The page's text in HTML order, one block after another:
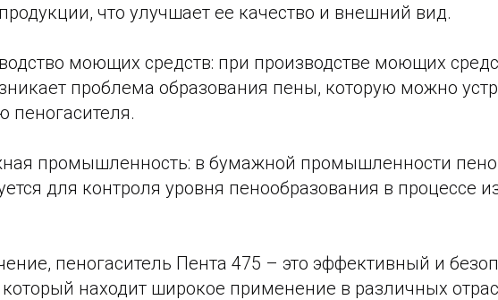
что улучшает ее качество и внешний вид.
моющих средств: при производстве моющих
проблема образования пены, которую можно
промышленность: в бумажной промышленности
для контроля уровня пенообразования в процессе
пенoгаситель Пента 475 – это эффективный и
который находит широкое применение в различных